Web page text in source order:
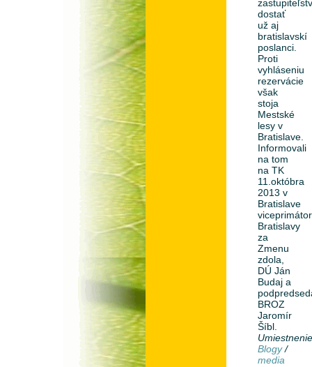
dostať
už aj
bratislavskí
poslanci.
Proti
vyhláseniu
rezervácie
však
stoja
Mestské
lesy v
Bratislave.
Informovali
na tom
na TK
11.októbra
2013 v
Bratislave
viceprimátor
Bratislavy
za
Zmenu
zdola,
DÚ Ján
Budaj a
BROZ
Jaromír
Šíbl.
Blogy /
media